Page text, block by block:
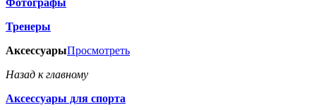
Фотографы
Тренеры
АксессуарыПросмотреть
Назад к главному
Аксессуары для спорта